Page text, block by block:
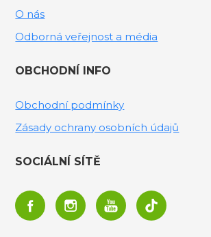
O nás
Odborná veřejnost a média
OBCHODNÍ INFO
Obchodní podmínky
Zásady ochrany osobních údajů
SOCIÁLNÍ SÍTĚ